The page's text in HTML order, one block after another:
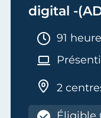
digital -
de
Artisanale
Durée :
91
2